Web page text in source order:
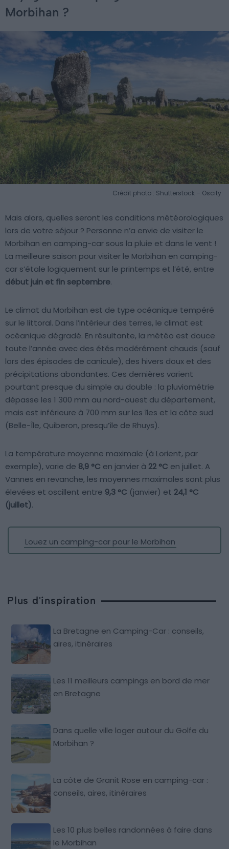
Morbihan ?
Crédit photo : Shutterstock – Oscity
Mais alors, quelles seront les conditions météorologiques
lors de votre séjour ? Personne n’a envie de visiter le
Morbihan en camping-car sous la pluie et dans le vent !
La meilleure saison pour visiter le Morbihan en camping-
car s’étale logiquement sur le printemps et l’été, entre
début juin et fin septembre.
Le climat du Morbihan est de type océanique tempéré
sur le littoral. Dans l’intérieur des terres, le climat est
océanique dégradé. En résultante, la météo est douce
toute l’année avec des étés modérément chauds (sauf
lors des épisodes de canicule), des hivers doux et des
précipitations abondantes. Ces dernières varient
pourtant presque du simple au double : la pluviométrie
dépasse les 1 300 mm au nord-ouest du département,
mais est inférieure à 700 mm sur les îles et la côte sud
(Belle-Île, Quiberon, presqu’île de Rhuys).
La température moyenne maximale (à Lorient, par
exemple), varie de 8,9 °C en janvier à 22 °C en juillet. A
Vannes en revanche, les moyennes maximales sont plus
élevées et oscillent entre 9,3 °C (janvier) et 24,1 °C
(juillet).
Louez un camping-car pour le Morbihan
Plus d'inspiration
La Bretagne en Camping-Car : conseils,
aires, itinéraires
Les 11 meilleurs campings en bord de mer
en Bretagne
Dans quelle ville loger autour du Golfe du
Morbihan ?
La côte de Granit Rose en camping-car :
conseils, aires, itinéraires
Les 10 plus belles randonnées à faire dans
le Morbihan